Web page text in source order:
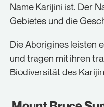
Name Karijini ist. Der
Gebietes und die
Die Aborigines leisten
und tragen mit ihren
Biodiversität des